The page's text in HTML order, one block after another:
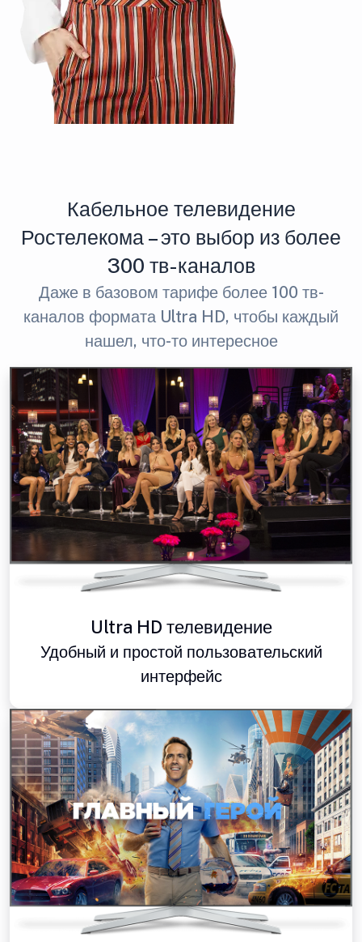
Кабельное телевидение
Ростелекома – это выбор из более
300 тв-каналов
Даже в базовом тарифе более 100 тв-
каналов формата Ultra HD, чтобы каждый
нашел, что-то интересное
Ultra HD телевидение
Удобный и простой пользовательский
интерфейс